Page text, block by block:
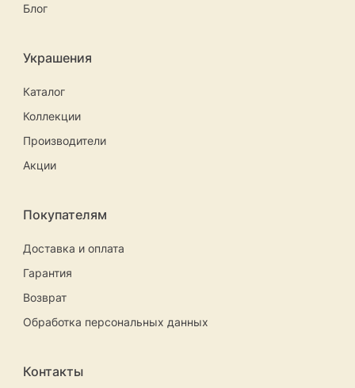
Блог
Украшения
Каталог
Коллекции
Производители
Акции
Покупателям
Доставка и оплата
Гарантия
Возврат
Обработка персональных данных
Контакты